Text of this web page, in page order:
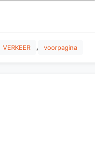
VERKEER , voorpagina